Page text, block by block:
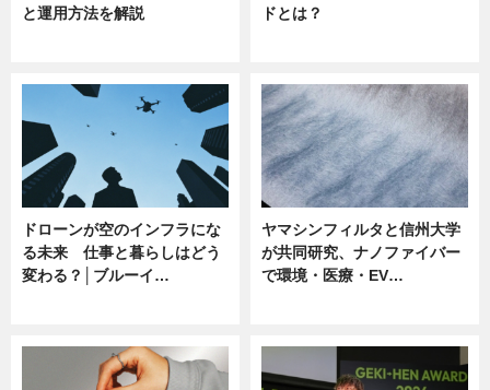
と運用方法を解説
ドとは？
ドローンが空のインフラにな
る未来 仕事と暮らしはどう
変わる？│ブルーイ…
ヤマシンフィルタと信州大学
が共同研究、ナノファイバー
で環境・医療・EV…